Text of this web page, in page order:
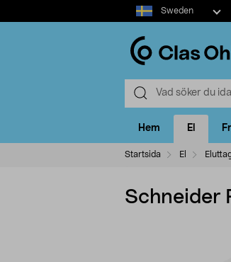
Select
market
Sweden
Hem El
Startsida El
Schneider